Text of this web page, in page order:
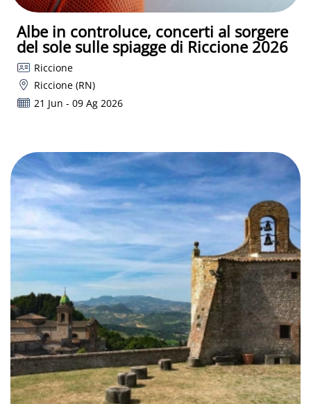
Albe in controluce, concerti al sorgere
del sole sulle spiagge di Riccione 2026
Riccione
Riccione (RN)
21 Jun - 09 Ag 2026